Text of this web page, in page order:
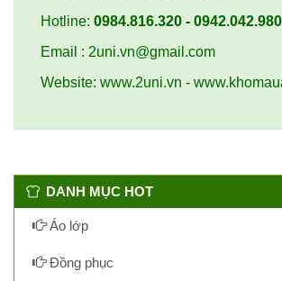
Hotline: 0984.816.320 - 0942.042.980
Email : 2uni.vn@gmail.com
Website: www.2uni.vn -
DANH MỤC HOT
Áo lớp
Đồng phục